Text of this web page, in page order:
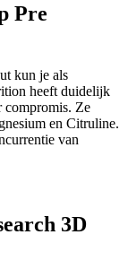
Pre
kun je als
heeft duidelijk
compromis. Ze
en Citruline.
van
3D